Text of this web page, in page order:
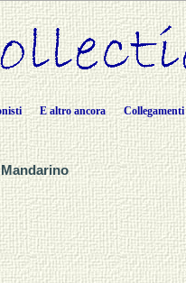
E altro ancora Collegamenti